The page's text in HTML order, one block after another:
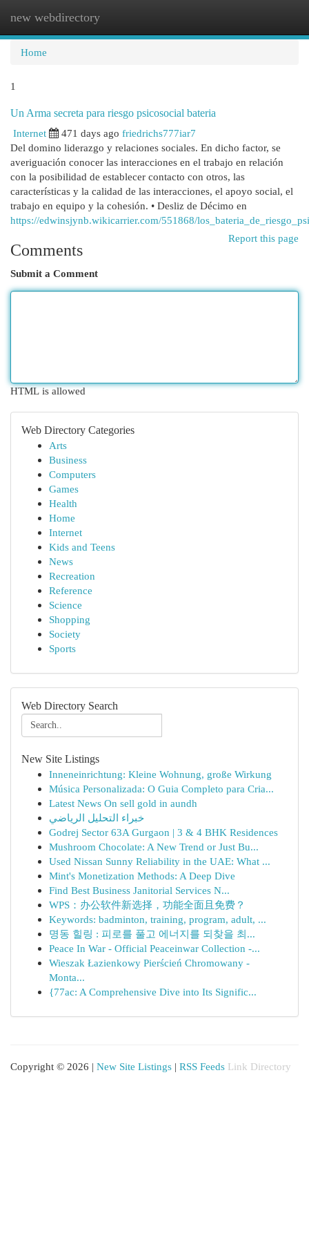
new webdirectory
Home
1
Un Arma secreta para riesgo psicosocial bateria
Internet
471 days ago friedrichs777iar7
Del domino liderazgo y relaciones sociales. En dicho factor, se
averiguación conocer las interacciones en el trabajo en relación
con la posibilidad de establecer contacto con otros, las
características y la calidad de las interacciones, el apoyo social, el
trabajo en equipo y la cohesión. • Desliz de Décimo en
https://edwinsjynb.wikicarrier.com/551868/
Report this page
Comments
Submit a Comment
HTML is allowed
Web Directory Categories
Arts
Business
Computers
Games
Health
Home
Internet
Kids and Teens
News
Recreation
Reference
Science
Shopping
Society
Sports
Web Directory Search
New Site Listings
Inneneinrichtung: Kleine Wohnung, große Wirkung
Música Personalizada: O Guia Completo para Cria...
Latest News On sell gold in aundh
خبراء التحليل الرياضي
Godrej Sector 63A Gurgaon | 3 & 4 BHK Residences
Mushroom Chocolate: A New Trend or Just Bu...
Used Nissan Sunny Reliability in the UAE: What ...
Mint's Monetization Methods: A Deep Dive
Find Best Business Janitorial Services N...
WPS：办公软件新选择，功能全面且免费？
Keywords: badminton, training, program, adult, ...
명동 힐링 : 피로를 풀고 에너지를 되찾을 최...
Peace In War - Official Peaceinwar Collection -...
Wieszak Łazienkowy Pierścień Chromowany -
Monta...
{77ac: A Comprehensive Dive into Its Signific...
Copyright © 2026 | New Site Listings | RSS Feeds Link Directory